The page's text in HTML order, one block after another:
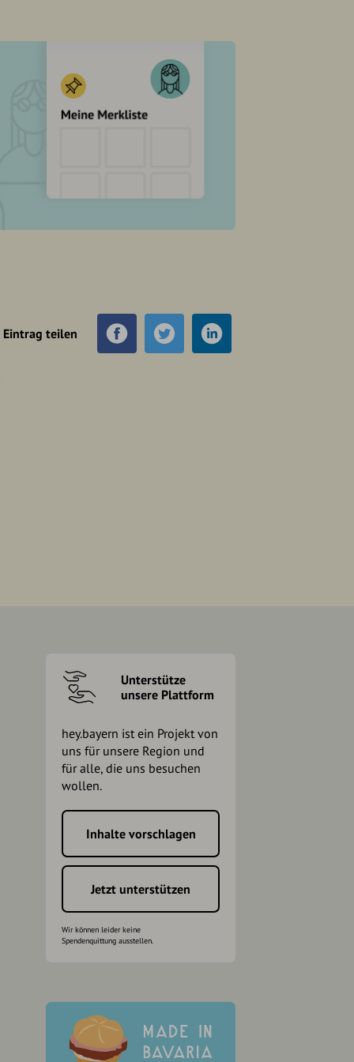
Eintrag teilen
Unterstütze
unsere Plattform
hey.bayern ist ein Projekt von
uns für unsere Region und
für alle, die uns besuchen
wollen.
Inhalte vorschlagen
Jetzt unterstützen
Wir können leider keine
Spendenquittung ausstellen.